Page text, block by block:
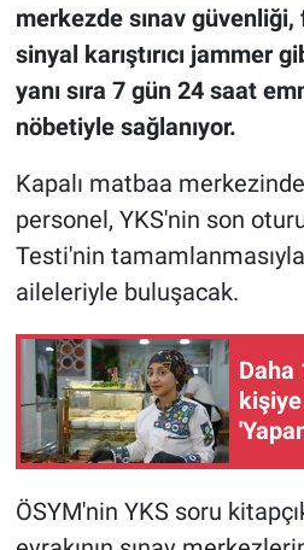
merkezde sınav
sinyal karıştırıcı jammer
yanı sıra 7 gün 24 saat
nöbetiyle sağlanıyor.
Kapalı matbaa
personel, YKS'nin son
Testi'nin
aileleriyle buluşacak.
Daha
ÖSYM'nin YKS soru